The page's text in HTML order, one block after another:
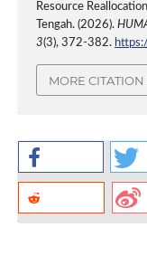
Resource
Tengah. (2026).
3(3), 372-382.
MORE